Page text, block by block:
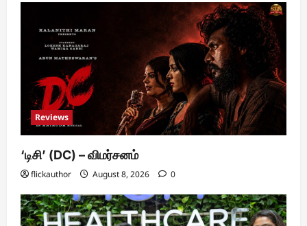
Reviews
‘டிசி’ (DC) – விமர்சனம்
flickauthor August 8, 2026 0